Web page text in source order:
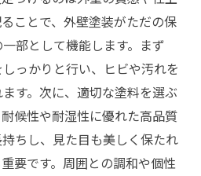
ことで、外壁塗装がただの保
部として機能します。まず
っかりと行い、ヒビや汚れを
す。次に、適切な塗料を選ぶ
候性や耐湿性に優れた高品質
ちし、見た目も美しく保たれ
要です。周囲との調和や個性